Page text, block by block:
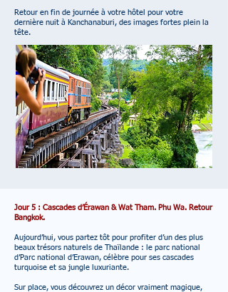
Retour en fin de journée à votre hôtel pour votre
dernière nuit à Kanchanaburi, des images fortes plein la
tête.
Jour 5 : Cascades d’Érawan &Wat Tham. Phu Wa. Retour
Bangkok.
Aujourd’hui, vous partez tôt pour profiter d’un des plus
beaux trésors naturels de Thaïlande : le parc national
d’Parc national d’Erawan, célèbre pour ses cascades
turquoise et sa jungle luxuriante.
Sur place, vous découvrez un décor vraiment magique,